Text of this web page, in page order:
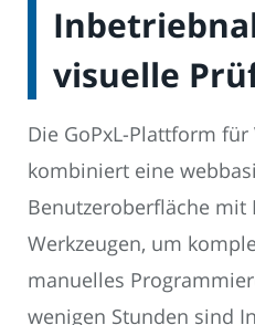
visuelle
Die GoPxL-Plattform
kombiniert eine
Benutzeroberfläche mit
Werkzeugen, um
manuelles
wenigen Stunden sind